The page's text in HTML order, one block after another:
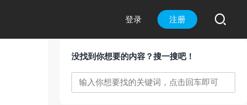

登录 注册
没找到你想要的内容？搜一搜吧！